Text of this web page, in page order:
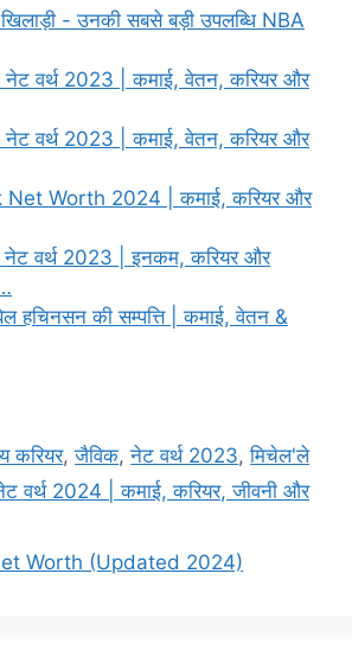
- उनकी सबसे बड़ी उपलब्धि NBA
वर्थ 2023 | कमाई, वेतन, करियर और
वर्थ 2023 | कमाई, वेतन, करियर और
Worth 2024 | कमाई, करियर और
नेट वर्थ 2023 | इनकम, करियर और
हचिनसन की सम्पत्ति | कमाई, वेतन &
करियर,जैविक,नेट वर्थ 2023,मिचेल'ले
नेट वर्थ 2024 | कमाई, करियर, जीवनी और
Worth (Updated 2024)